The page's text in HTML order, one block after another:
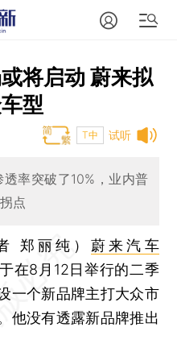
将启动 蔚来拟
型
试听
T中
率突破了10%，业内普
点
郑丽纯）蔚来汽车
于在8月12日举行的二季
一个新品牌主打大众市
他没有透露新品牌推出